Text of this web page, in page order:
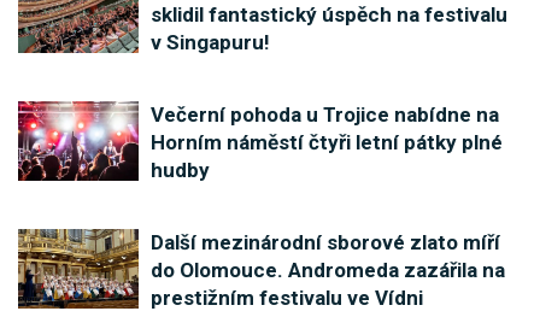
sklidil fantastický úspěch na festivalu
v Singapuru!
Večerní pohoda u Trojice nabídne na
Horním náměstí čtyři letní pátky plné
hudby
Další mezinárodní sborové zlato míří
do Olomouce. Andromeda zazářila na
prestižním festivalu ve Vídni